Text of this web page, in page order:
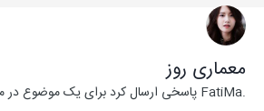
معماری روز
پاسخی ارسال کرد برای یک موضوع در